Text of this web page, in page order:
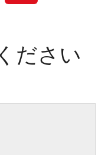
ださい